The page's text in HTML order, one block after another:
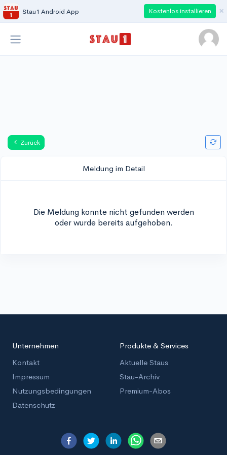
Stau1 Android App Kostenlos installieren ×
Zurück
Meldung im Detail
Die Meldung konnte nicht gefunden werden
oder wurde bereits aufgehoben.
Unternehmen
Kontakt
Impressum
Nutzungsbedingungen
Datenschutz
Produkte & Services
Aktuelle Staus
Stau-Archiv
Premium-Abos